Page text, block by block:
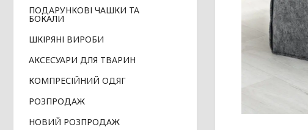
ПОДАРУНКОВІ ЧАШКИ ТА
БОКАЛИ
ШКІРЯНІ ВИРОБИ
АКСЕСУАРИ ДЛЯ ТВАРИН
КОМПРЕСІЙНИЙ ОДЯГ
РОЗПРОДАЖ
НОВИЙ РОЗПРОДАЖ